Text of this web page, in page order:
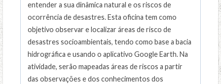
entender a sua dinâmica natural e os riscos de
ocorrência de desastres. Esta oficina tem como
objetivo observar e localizar áreas de risco de
desastres socioambientais, tendo como base a bacia
hidrográfica e usando o aplicativo Google Earth. Na
atividade, serão mapeadas áreas de riscos a partir
das observações e dos conhecimentos dos